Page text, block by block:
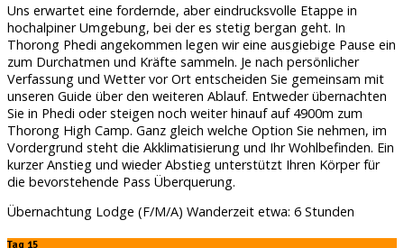
Uns erwartet eine fordernde, aber eindrucksvolle Etappe in
hochalpiner Umgebung, bei der es stetig bergan geht. In
Thorong Phedi angekommen legen wir eine ausgiebige Pause ein
zum Durchatmen und Kräfte sammeln. Je nach persönlicher
Verfassung und Wetter vor Ort entscheiden Sie gemeinsam mit
unseren Guide über den weiteren Ablauf. Entweder übernachten
Sie in Phedi oder steigen noch weiter hinauf auf 4900m zum
Thorong High Camp. Ganz gleich welche Option Sie nehmen, im
Vordergrund steht die Akklimatisierung und Ihr Wohlbefinden. Ein
kurzer Anstieg und wieder Abstieg unterstützt Ihren Körper für
die bevorstehende Pass Überquerung.
Übernachtung Lodge (F/M/A) Wanderzeit etwa: 6 Stunden
Tag 15